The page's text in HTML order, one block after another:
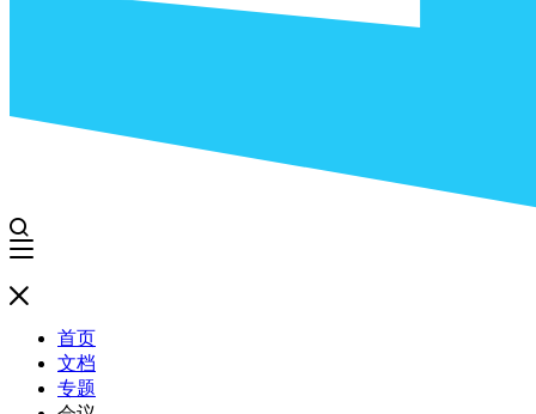
首页
文档
专题